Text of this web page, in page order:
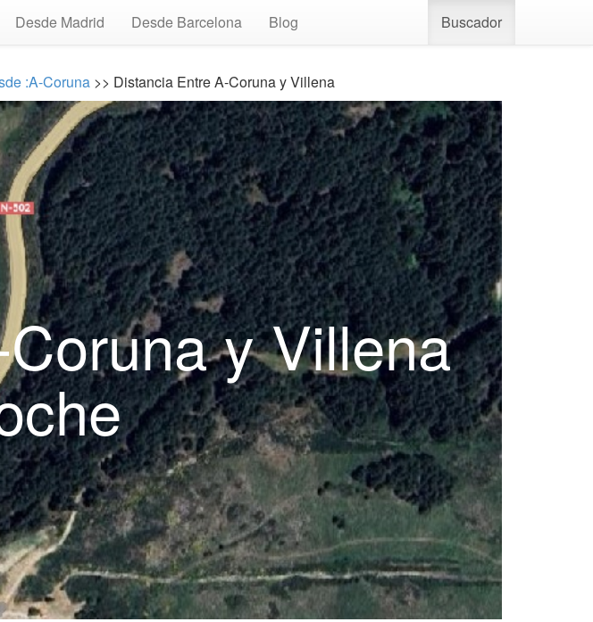
Desde Madrid Desde Barcelona Blog Buscador
:A-Coruna >> Distancia Entre A-Coruna y Villena
y Villena